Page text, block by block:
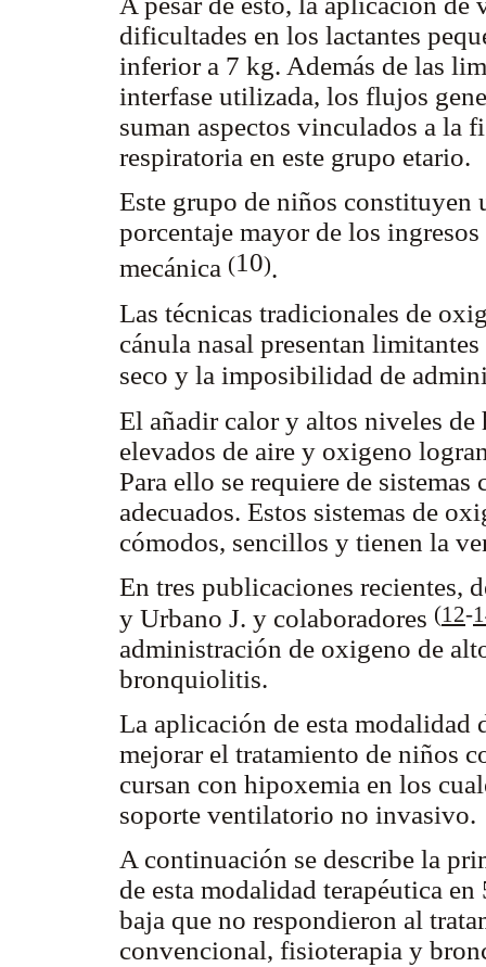
dificultades en los lactantes
inferior a 7 kg. Además de las
interfase utilizada, los flujos
suman aspectos vinculados a la
respiratoria en este grupo etario.
Este grupo de niños constituyen
porcentaje mayor de los
mecánica (10).
Las técnicas tradicionales de
cánula nasal presentan
seco y la imposibilidad de
El añadir calor y altos niveles
elevados de aire y oxigeno
Para ello se requiere de
adecuados. Estos sistemas de
cómodos, sencillos y tienen la
En tres publicaciones recientes,
y Urbano J. y colaboradores (12-
administración de oxigeno de
bronquiolitis.
La aplicación de esta
mejorar el tratamiento de niños
cursan con hipoxemia en los
soporte ventilatorio no invasivo.
A continuación se describe la
de esta modalidad terapéutica
baja que no respondieron al
convencional, fisioterapia y